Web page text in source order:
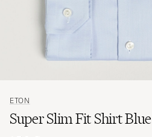
ETON
Super Slim Fit Shirt Blue